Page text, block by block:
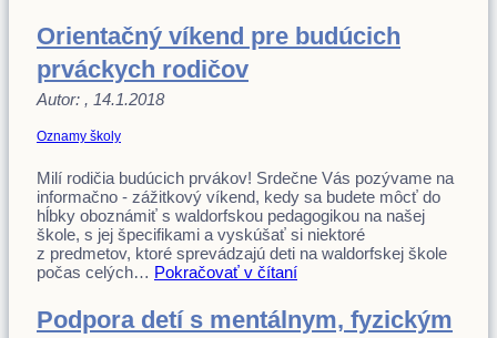
Orientačný víkend pre budúcich
prváckych rodičov
Autor: , 14.1.2018
Oznamy školy
Milí rodičia budúcich prvákov! Srdečne Vás pozývame na
informačno - zážitkový víkend, kedy sa budete môcť do
hĺbky oboznámiť s waldorfskou pedagogikou na našej
škole, s jej špecifikami a vyskúšať si niektoré
z predmetov, ktoré sprevádzajú deti na waldorfskej škole
počas celých… Pokračovať v čítaní
Podpora detí s mentálnym, fyzickým